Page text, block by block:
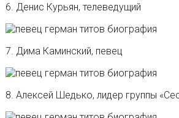
6. Денис Курьян, телеведущий
7. Дима Каминский, певец
8. Алексей Шедько, лидер группы